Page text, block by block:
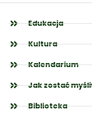
Edukacja
Kultura
Kalendarium
Jak zostać
Biblioteka